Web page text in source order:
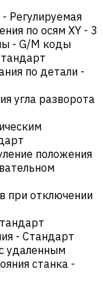
- Регулируемая
по осям XY - 3
- G/M коды
по детали -
угла разворота
положения
при отключении
- Стандарт
удаленным
станка -